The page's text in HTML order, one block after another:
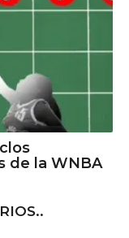
de la WNBA